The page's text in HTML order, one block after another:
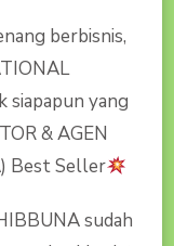
berbisnis,
siapapun yang
& AGEN
Best Seller
sudah